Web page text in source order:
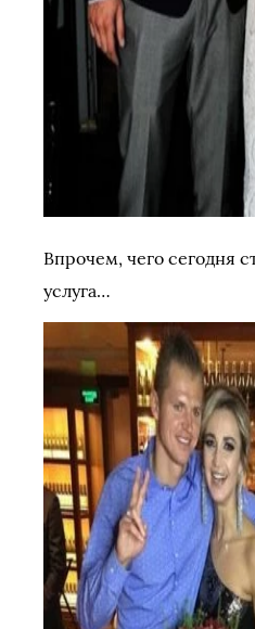
Впрочем, чего сегодня
услуга…